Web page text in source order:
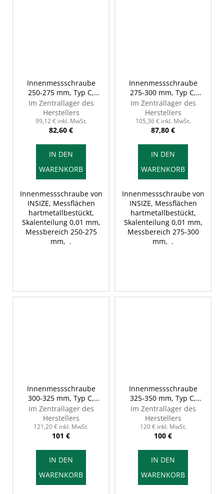
Innenmessschraube
250-275 mm, Typ C,
INSIZE 3229-275
Im Zentrallager des
Herstellers
99,12 € inkl. MwSt.
82,60 €
IN DEN
WARENKORB
Innenmessschraube von
INSIZE, Messflächen
hartmetallbestückt,
Skalenteilung 0,01 mm,
Messbereich 250-275
mm, .
Innenmessschraube
275-300 mm, Typ C,
INSIZE 3229-300
Im Zentrallager des
Herstellers
105,36 € inkl. MwSt.
87,80 €
IN DEN
WARENKORB
Innenmessschraube von
INSIZE, Messflächen
hartmetallbestückt,
Skalenteilung 0,01 mm,
Messbereich 275-300
mm, .
Innenmessschraube
300-325 mm, Typ C,
INSIZE 3229-325
Im Zentrallager des
Herstellers
121,20 € inkl. MwSt.
101 €
IN DEN
WARENKORB
Innenmessschraube
325-350 mm, Typ C,
INSIZE 3229-350
Im Zentrallager des
Herstellers
120 € inkl. MwSt.
100 €
IN DEN
WARENKORB